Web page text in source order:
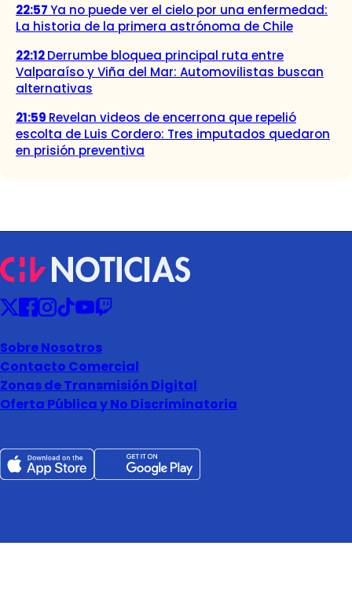
22:57Ya no puede ver el cielo por una enfermedad:
La historia de la primera astrónoma de Chile
22:12Derrumbe bloquea principal ruta entre
Valparaíso y Viña del Mar: Automovilistas buscan
alternativas
21:59 Revelan videos de encerrona que repelió
escolta de Luis Cordero: Tres imputados quedaron
en prisión preventiva
Sobre Nosotros
Contacto Comercial
Zonas de Transmisión Digital
Oferta Pública y No Discriminatoria